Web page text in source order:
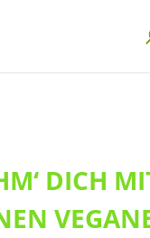
DICH